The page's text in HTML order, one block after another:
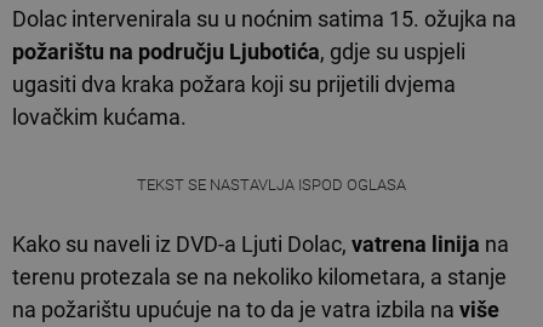
Dolac intervenirala su u noćnim satima 15. ožujka na
požarištu na području Ljubotića, gdje su uspjeli
ugasiti dva kraka požara koji su prijetili dvjema
lovačkim kućama.
TEKST SE NASTAVLJA ISPOD OGLASA
Kako su naveli iz DVD-a Ljuti Dolac, vatrena linija na
terenu protezala se na nekoliko kilometara, a stanje
na požarištu upućuje na to da je vatra izbila na više